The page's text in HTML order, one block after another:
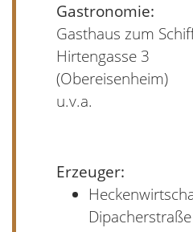
Gastronomie:
Gasthaus zum
Hirtengasse 3
(Obereisenheim)
u.v.a.
Erzeuger: